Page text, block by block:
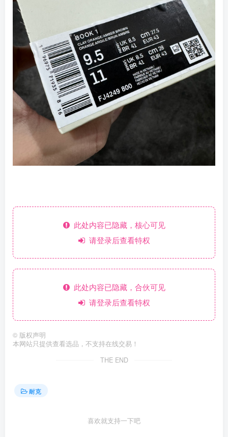
此处内容已隐藏，核心可见
请登录后查看特权
此处内容已隐藏，合伙可见
请登录后查看特权
© 版权声明
本网站只提供查看选品，不支持在线交易！
THE END
耐克
喜欢就支持一下吧